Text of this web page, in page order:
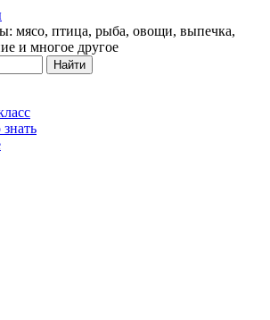
мясо, птица, рыба, овощи, выпечка,
и многое другое